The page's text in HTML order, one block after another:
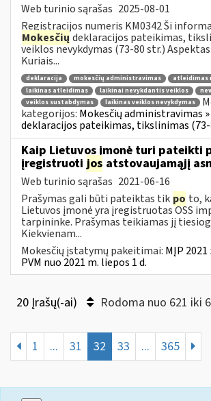
Web turinio sąrašas 2025-08-01
Registracijos numeris KM0342 Ši
Mokesčių deklaracijos pateikimas,
veiklos nevykdymas (73-80 str.)
Kuriais...
deklaracija mokesčių administravimas
atleidimas
laikinas atleidimas
laikinai nevykdantis veiklos
veiklos sustabdymas
laikinas veiklos nevykdymas
kategorijos: Mokesčių administravimas
deklaracijos pateikimas, tikslinimas
Kaip Lietuvos įmonė turi pateikti
įregistruoti jos atstovaujamąjį
Web turinio sąrašas 2021-06-16
Prašymas gali būti pateiktas tik po to,
Lietuvos įmonė yra įregistruotas OSS
tarpininke. Prašymas teikiamas jį
Kiekvienam...
Mokesčių įstatymų pakeitimai: MĮP
PVM nuo 2021 m. liepos 1 d.
20 Įrašų(-ai) Rodoma nuo 621 iki
1 ... 31 32 33 ... 365